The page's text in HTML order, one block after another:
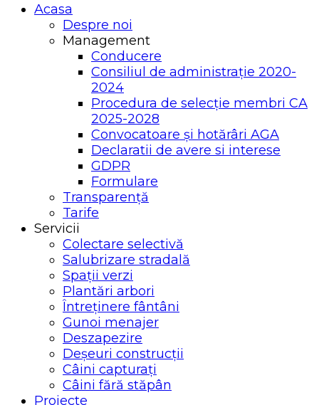
Acasa
Despre noi
Management
Conducere
Consiliul de administrație 2020-
2024
Procedura de selecție membri CA
2025-2028
Convocatoare și hotărâri AGA
Declaratii de avere si interese
GDPR
Formulare
Transparență
Tarife
Servicii
Colectare selectivă
Salubrizare stradală
Spații verzi
Plantări arbori
Întreținere fântâni
Gunoi menajer
Deszapezire
Deșeuri construcții
Câini capturați
Câini fără stăpân
Proiecte